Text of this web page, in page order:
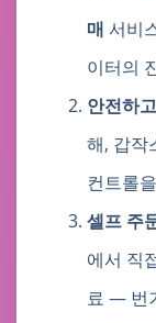
매 서비
이터의
안전하
해, 갑작
컨트롤
셀프 주
에서 직
료 — 번